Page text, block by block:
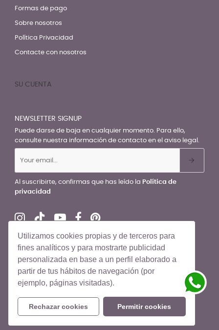
Utilizamos cookies propias y de terceros para
fines analíticos y para mostrarte publicidad
personalizada en base a un perfil elaborado a
partir de tus hábitos de navegación (por
ejemplo, páginas visitadas).
Rechazar cookies Permitir cookies
Formas de pago
Sobre nosotros
Política Privacidad
Contacte con nosotros
SU CUENTA
NEWSLETTER SIGNUP
Puede darse de baja en cualquier momento. Para ello,
consulte nuestra información de contacto en el aviso legal.
Al suscribirte, confirmas que has leído la Política de
privacidad
© El Recién Nacido 2026. Todos los derechos reservados